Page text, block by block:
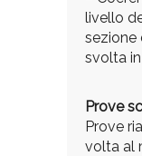
livello
sezione
svolta
Prove
Prove
volta al